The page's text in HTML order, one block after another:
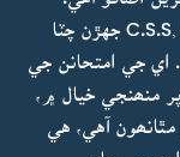
محترمہ جي لکڻ موجب، پاڻ هيءَ محنت C.S.S, P.C.S جهڙن چٽا
اي جي امتحانن جي
منھنجي خيال ۾،
آهي، هي
جي عام